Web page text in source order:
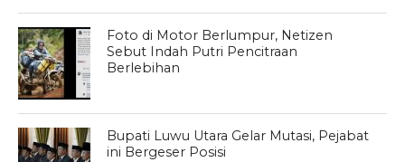
Foto di Motor Berlumpur, Netizen
Sebut Indah Putri Pencitraan
Berlebihan
Bupati Luwu Utara Gelar Mutasi, Pejabat
ini Bergeser Posisi